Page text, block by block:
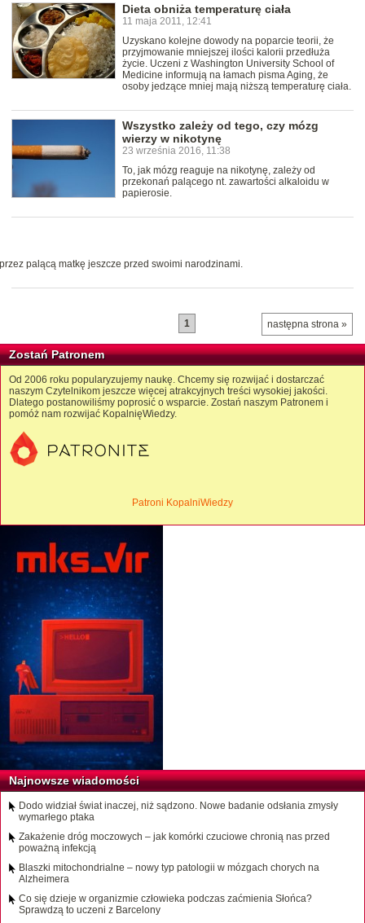
Dieta obniża temperaturę ciała
11 maja 2011, 12:41
Uzyskano kolejne dowody na poparcie teorii, że
przyjmowanie mniejszej ilości kalorii przedłuża
życie. Uczeni z Washington University School of
Medicine informują na łamach pisma Aging, że
osoby jedzące mniej mają niższą temperaturę ciała.
Wszystko zależy od tego, czy mózg
wierzy w nikotynę
23 września 2016, 11:38
To, jak mózg reaguje na nikotynę, zależy od
przekonań palącego nt. zawartości alkaloidu w
papierosie.
palącą matkę jeszcze przed swoimi narodzinami.
następna strona »
1
Zostań Patronem
Od 2006 roku popularyzujemy naukę. Chcemy się rozwijać i dostarczać
naszym Czytelnikom jeszcze więcej atrakcyjnych treści wysokiej jakości.
Dlatego postanowiliśmy poprosić o wsparcie. Zostań naszym Patronem i
pomóż nam rozwijać KopalnięWiedzy.
Patroni KopalniWiedzy
Najnowsze wiadomości
Dodo widział świat inaczej, niż sądzono. Nowe badanie odsłania zmysły
wymarłego ptaka
Zakażenie dróg moczowych – jak komórki czuciowe chronią nas przed
poważną infekcją
Blaszki mitochondrialne – nowy typ patologii w mózgach chorych na
Alzheimera
Co się dzieje w organizmie człowieka podczas zaćmienia Słońca?
Sprawdzą to uczeni z Barcelony